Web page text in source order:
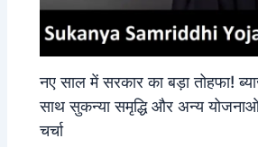
नए साल में सरकार का बड़ा तोहफा!
साथ सुकन्या समृद्धि और अन्य
चर्चा